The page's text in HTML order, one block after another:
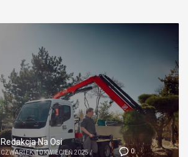
0
Redakcja Na Osi
CZWARTEK, 10 KWIECIEŃ 2025/